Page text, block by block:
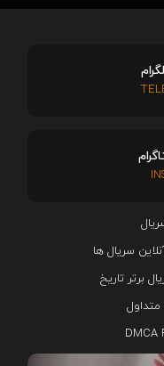
سریال ها
متداول
DMCA